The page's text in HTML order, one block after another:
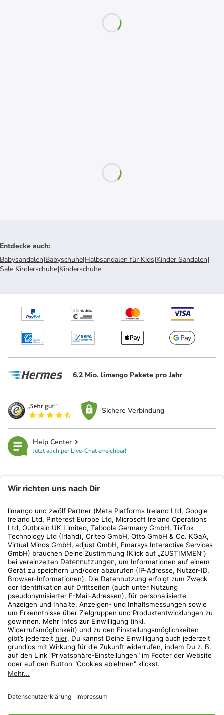
Entdecke auch:
Babysandalen|Babyschuhe|Halbsandalen für Kids|Kinder Sandalen|
Sale Kinderschuhe|Kinderschuhe
6.2 Mio. limango Pakete pro Jahr
Sichere Verbindung
Help Center
Jetzt auch per Live-Chat erreichbar!
Kundenservice
Shop
Aktionen
Travel